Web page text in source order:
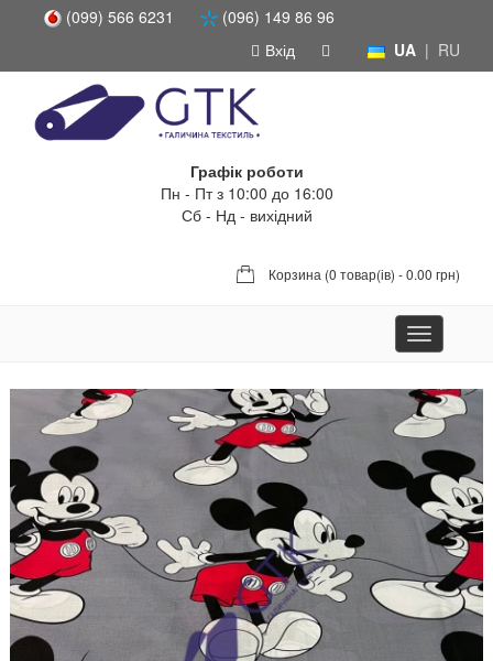
(099) 566 6231
(096) 149 86 96
UA | RU
Вхід
Графік роботи
Пн - Пт з 10:00 до 16:00
Сб - Нд - вихідний
Корзина (0 товар(ів) - 0.00 грн)
Toggle
navigation